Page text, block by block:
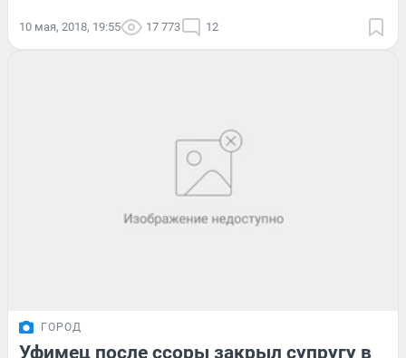
10 мая, 2018, 19:55 17 773 12
ГОРОД
Уфимец после ссоры закрыл супругу в